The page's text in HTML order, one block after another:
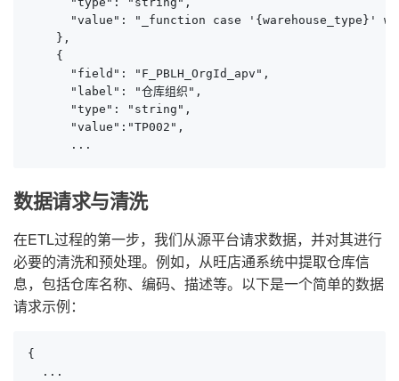
"value": "_function case '{warehouse_type}'
    },
    {
      "field": "F_PBLH_OrgId_apv",
      "label": "仓库组织",
      "type": "string",
      "value":"TP002",
      ...
数据请求与清洗
在ETL过程的第一步，我们从源平台请求数据，并对其进行
必要的清洗和预处理。例如，从旺店通系统中提取仓库信
息，包括仓库名称、编码、描述等。以下是一个简单的数据
请求示例：
{
  ...